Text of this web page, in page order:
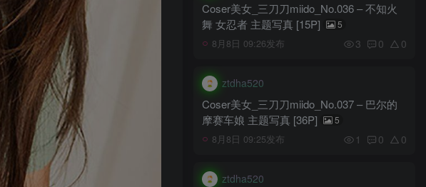
Coser美女_三刀刀miido_No.036 – 不知火
舞 女忍者 主题写真 [15P]
5
8月8日 09:26发布 3 0 0
ztdha520
Coser美女_三刀刀miido_No.037 – 巴尔的
摩赛车娘 主题写真 [36P]
5
8月8日 09:25发布 1 0 0
ztdha520